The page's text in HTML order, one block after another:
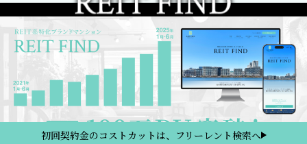
初回契約金のコストカットは、フリーレント検索へ